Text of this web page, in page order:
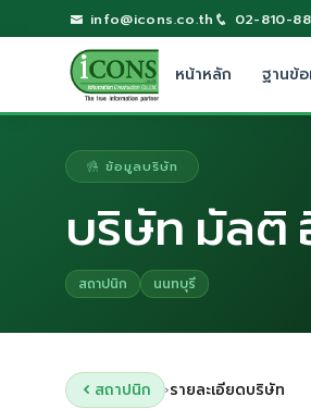
info@icons.co.th 02-810-
หน้าหลัก ฐานข้
ข้อมูลบริษัท
บริษัท มัลติ
สถาปนิก นนทบุรี
สถาปนิก ›รายละเอียดบริษัท